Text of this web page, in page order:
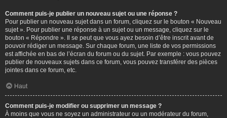
Comment puis-je publier un nouveau sujet ou une réponse ?
Pour publier un nouveau sujet dans un forum, cliquez sur le bouton « Nouveau
sujet ». Pour publier une réponse à un sujet ou un message, cliquez sur le
bouton « Répondre ». Il se peut que vous ayez besoin d’être inscrit avant de
pouvoir rédiger un message. Sur chaque forum, une liste de vos permissions
est affichée en bas de l’écran du forum ou du sujet. Par exemple : vous pouvez
publier de nouveaux sujets dans ce forum, vous pouvez transférer des pièces
jointes dans ce forum, etc.
Haut
Comment puis-je modifier ou supprimer un message ?
À moins que vous ne soyez un administrateur ou un modérateur du forum,